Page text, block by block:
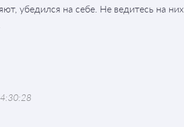
убедился на себе. Не ведитесь на них